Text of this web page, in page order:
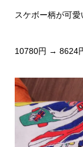
スケボー柄が可
10780円 → 8624